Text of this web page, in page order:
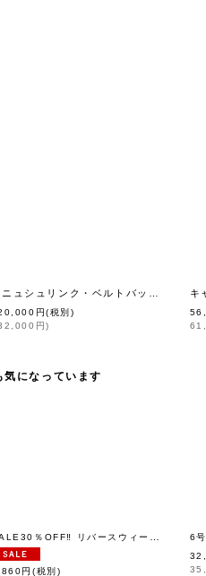
[eb.a.gos]
[
円(税別)
円)
になっています
eb.a.gos]
円 (税別)